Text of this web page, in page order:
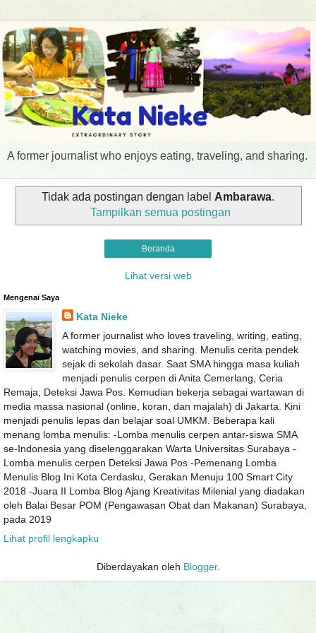
A former journalist who enjoys eating, traveling, and sharing.
Tidak ada postingan dengan label Ambarawa.
Tampilkan semua postingan
Beranda
Lihat versi web
Mengenai Saya
Kata Nieke
A former journalist who loves traveling, writing, eating,
watching movies, and sharing. Menulis cerita pendek
sejak di sekolah dasar. Saat SMA hingga masa kuliah
menjadi penulis cerpen di Anita Cemerlang, Ceria
Remaja, Deteksi Jawa Pos. Kemudian bekerja sebagai wartawan di
media massa nasional (online, koran, dan majalah) di Jakarta. Kini
menjadi penulis lepas dan belajar soal UMKM. Beberapa kali
menang lomba menulis: -Lomba menulis cerpen antar-siswa SMA
se-Indonesia yang diselenggarakan Warta Universitas Surabaya -
Lomba menulis cerpen Deteksi Jawa Pos -Pemenang Lomba
Menulis Blog Ini Kota Cerdasku, Gerakan Menuju 100 Smart City
2018 -Juara II Lomba Blog Ajang Kreativitas Milenial yang diadakan
oleh Balai Besar POM (Pengawasan Obat dan Makanan) Surabaya,
pada 2019
Lihat profil lengkapku
Diberdayakan oleh Blogger.